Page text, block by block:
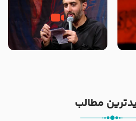
من غلام نوکراتم من عاشق کربلاتم
– شور زمینه – شب هفتم – محرم
مطالب